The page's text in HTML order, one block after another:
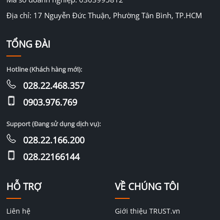
Địa chỉ: 17 Nguyễn Đức Thuận, Phường Tân Bình, TP.HCM
HỖ TRỢ
Liên hệ
VỀ CHÚNG TÔI
Giới thiệu TRUST.vn
TỔNG ĐÀI
Hotline (Khách hàng mới):
028.22.468.357
0903.976.769
Support (Đang sử dụng dịch vụ):
028.22.166.200
028.22166144